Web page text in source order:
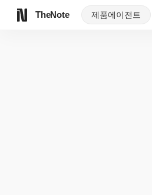
TheNote 제품에이전트